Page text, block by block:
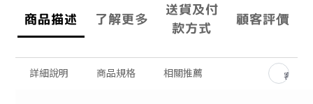
商品描述 了解更多
送貨及付
款方式
顧客評價
詳細說明 商品規格 相關推薦 客服留